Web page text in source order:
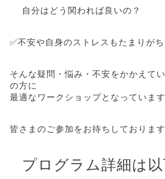
自分はどう関われば良いの？
✅不安や自身のストレスもたまりがち
そんな疑問・悩み・不安をかかえて
の方に
最適なワークショップとなっています
皆さまのご参加をお待ちしておりま
プログラム詳細は以